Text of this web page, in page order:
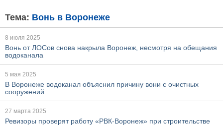
Тема: Вонь в Воронеже
8 июля 2025
Вонь от ЛОСов снова накрыла Воронеж, несмотря на обещания
водоканала
5 мая 2025
В Воронеже водоканал объяснил причину вони с очистных
сооружений
27 марта 2025
Ревизоры проверят работу «РВК-Воронеж» при строительстве